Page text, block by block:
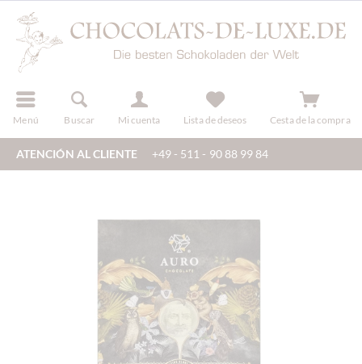
Menú Buscar Mi cuenta
registro Lista de deseos Cesta de la compra
ATENCIÓN AL CLIENTE +49 - 511 - 90 88 99 84